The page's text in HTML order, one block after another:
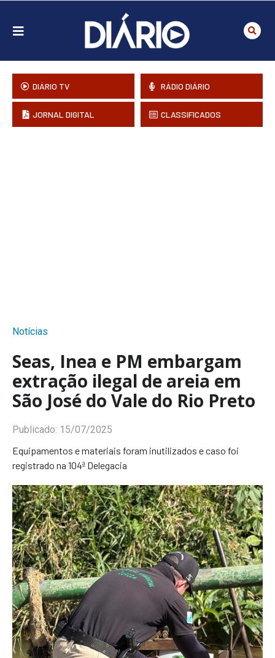
DIÁRIO TV RÁDIO DIÁRIO
JORNAL DIGITAL CLASSIFICADOS
Notícias
Seas, Inea e PM embargam
extração ilegal de areia em
São José do Vale do Rio Preto
Publicado: 15/07/2025
Equipamentos e materiais foram inutilizados e caso foi
registrado na 104ª Delegacia